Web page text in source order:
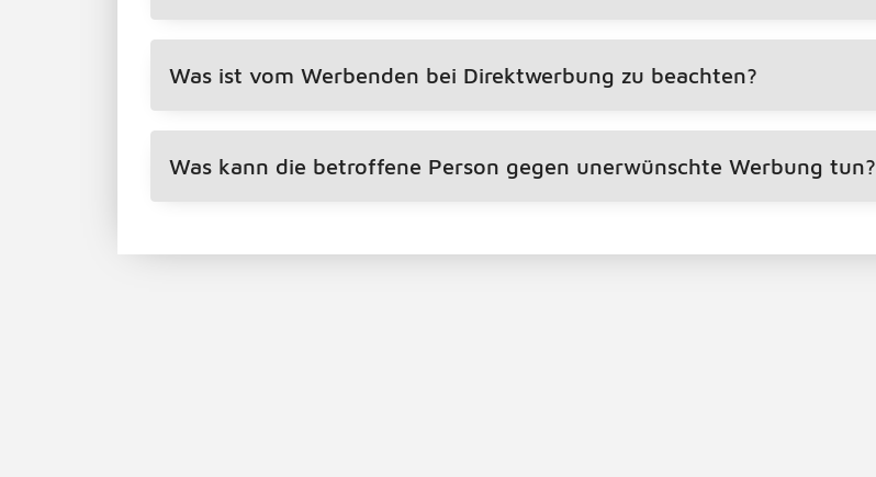
Was ist vom Werbenden bei Direktwerbung zu beachten?
Was kann die betroffene Person gegen unerwünschte Werbung tun?